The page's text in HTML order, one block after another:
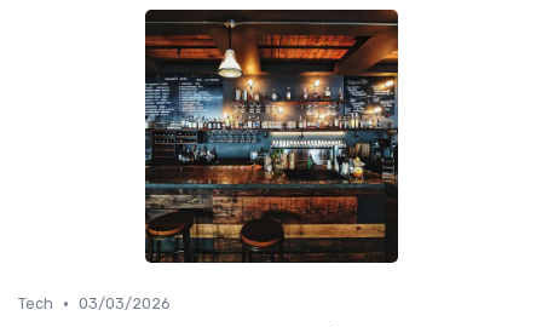
Tech • 03/03/2026